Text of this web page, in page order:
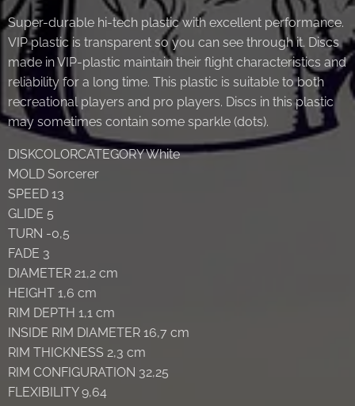
Super-durable hi-tech plastic with excellent performance.
VIP plastic is transparent so you can see through it. Discs
made in VIP-plastic maintain their flight characteristics and
reliability for a long time. This plastic is suitable to both
recreational players and pro players. Discs in this plastic
may sometimes contain some sparkle (dots).
DISKCOLORCATEGORY White
MOLD Sorcerer
SPEED 13
GLIDE 5
TURN -0,5
FADE 3
DIAMETER 21,2 cm
HEIGHT 1,6 cm
RIM DEPTH 1,1 cm
INSIDE RIM DIAMETER 16,7 cm
RIM THICKNESS 2,3 cm
RIM CONFIGURATION 32,25
FLEXIBILITY 9,64